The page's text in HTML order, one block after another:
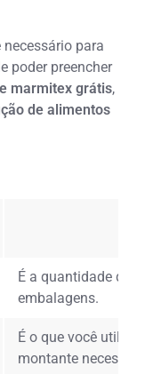
necessário para
poder preencher
marmitex grátis,
de alimentos
É a quantidade de
embalagens.
É o que você
montante